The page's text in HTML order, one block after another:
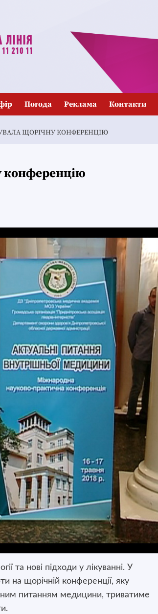
Погода Реклама Контакти
ЩОРІЧНУ КОНФЕРЕНЦІЮ
конференцію
та нові підходи у лікуванні. У
на щорічній конференції, яку
питанням медицини, триватиме